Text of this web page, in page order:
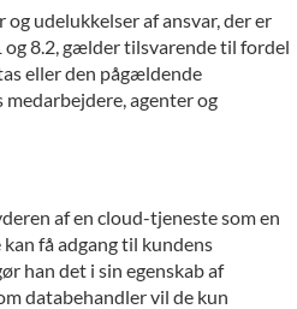
udelukkelser af ansvar, der er
og 8.2, gælder tilsvarende til fordel
eller den pågældende
agenter og
af en cloud-tjeneste som en
få adgang til kundens
han det i sin egenskab af
databehandler vil de kun